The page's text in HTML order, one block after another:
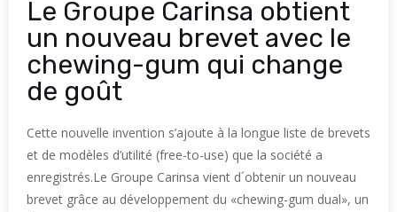
Le Groupe Carinsa obtient
un nouveau brevet avec le
chewing-gum qui change
de goût
Cette nouvelle invention s’ajoute à la longue liste de brevets
et de modèles d’utilité (free-to-use) que la société a
enregistrés.Le Groupe Carinsa vient d´obtenir un nouveau
brevet grâce au développement du «chewing-gum dual», un